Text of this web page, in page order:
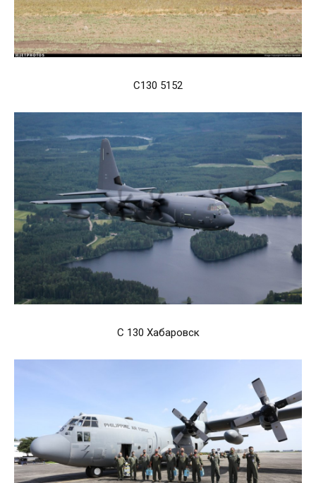
C130 5152
C 130 Хабаровск